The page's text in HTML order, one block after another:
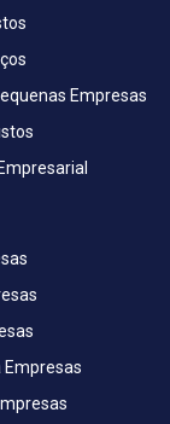
Empresas
Empresas